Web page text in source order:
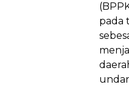
pada